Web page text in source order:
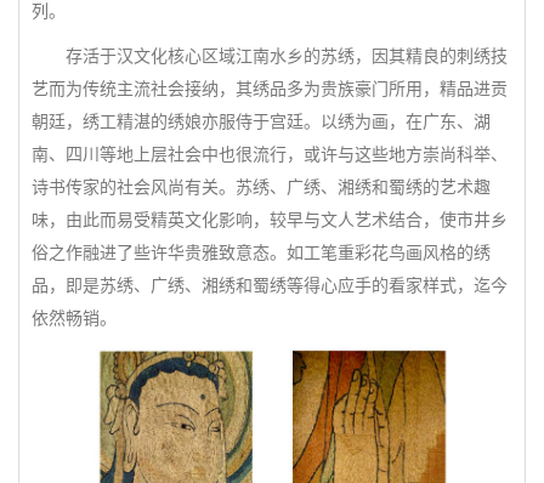
列。
存活于汉文化核心区域江南水乡的苏绣，因其精良的刺绣技
艺而为传统主流社会接纳，其绣品多为贵族豪门所用，精品进贡
朝廷，绣工精湛的绣娘亦服侍于宫廷。以绣为画，在广东、湖
南、四川等地上层社会中也很流行，或许与这些地方崇尚科举、
诗书传家的社会风尚有关。苏绣、广绣、湘绣和蜀绣的艺术趣
味，由此而易受精英文化影响，较早与文人艺术结合，使市井乡
俗之作融进了些许华贵雅致意态。如工笔重彩花鸟画风格的绣
品，即是苏绣、广绣、湘绣和蜀绣等得心应手的看家样式，迄今
依然畅销。